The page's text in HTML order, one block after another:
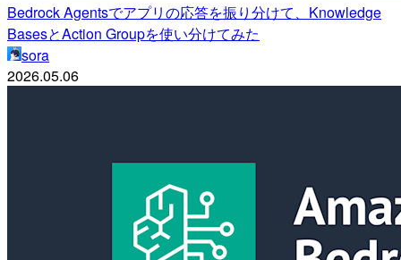
Bedrock Agentsでアプリの応答を振り分けて、Knowledge
BasesとAction Groupを使い分けてみた
sora
2026.05.06